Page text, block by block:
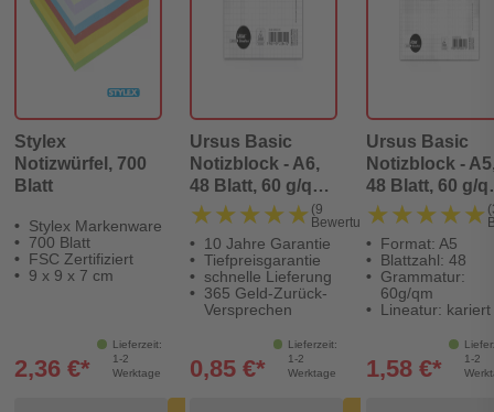
Stylex
Notizwürfel, 700
Blatt
Stylex Markenware
700 Blatt
FSC Zertifiziert
9 x 9 x 7 cm
Lieferzeit:
1-2
Werktage
2,36 €*
Ursus Basic
Notizblock - A6,
48 Blatt, 60 g/qm,
kariert
★★★★★
★★★★★ (9
Bewertungen)
10 Jahre Garantie
Tiefpreisgarantie
schnelle Lieferung
365 Geld-Zurück-
Versprechen
Lieferzeit:
1-2
Werktage
0,85 €*
Ursus Basic
Notizblock -
48 Blatt, 60 g/
kariert
★★★★★
★★★★★
Format: A5
Blattzahl: 48
Grammatur:
60g/qm
Lineatur: kariert
1-2
1,58 €*